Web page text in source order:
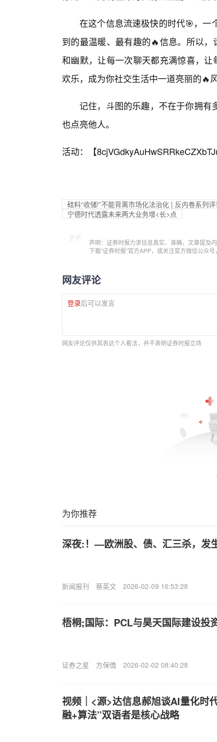
在这个信息流速极快的时代🎯，一
到的最温暖、最有趣的🔥信息。所以
和幽默，让每一次聊天都充满惊喜，
欢乐，成为你社交生活中一道亮丽的🔥
记住，斗图的乐趣，不在于你拥有
也点亮他人。
活动：【
硅料“收储!”不能背离市场化法治化 | 反内卷系列
宁德时代透露未来两大业务增<长>点
声明：证券时报力求信息真实、准确，文章提及
下载“证券时报”官方APP，或关注官方微信公众
网友评论
登录后可以发言
网友评论仅供其表达个人看法，并不表明证券时报立场
为你推荐
深夜:！—欧洲股、债、汇三杀，发
新闻报刊 蔡英文 2026-02-09 16:53:28
梧桐;国际：PCL与昊天国际建设投
证券之星 方保僑 2026-02-02 08:40:28
视频｜<源>达信息郝旭谈AI量化时
融+算法”双语者是核心战略